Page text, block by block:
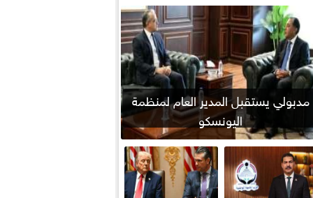
مدبولي يستقبل المدير العام لمنظمة
اليونسكو